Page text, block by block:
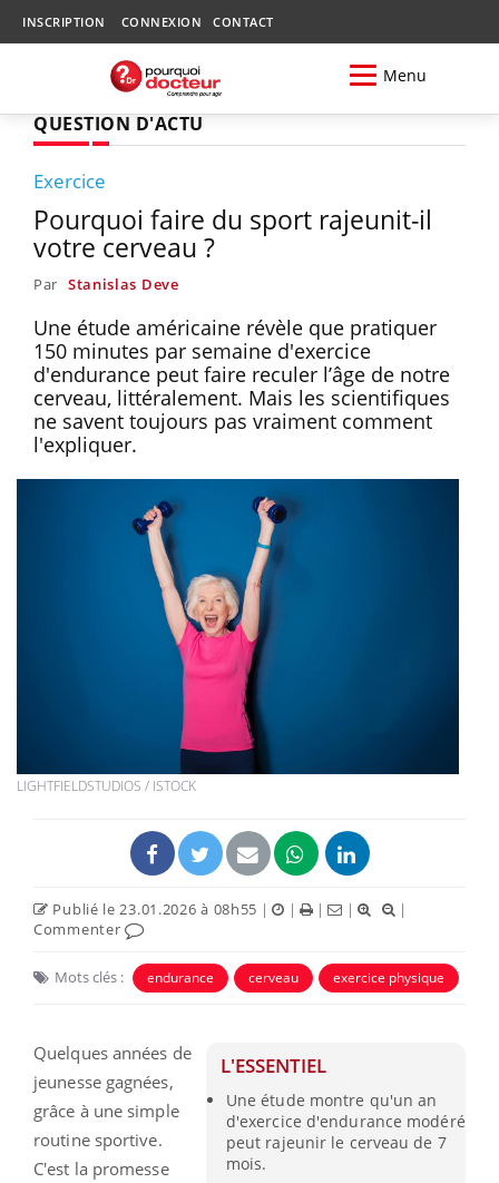
INSCRIPTION CONNEXION CONTACT
Menu
QUESTION D'ACTU
Exercice
Pourquoi faire du sport rajeunit-il
votre cerveau ?
Par Stanislas Deve
Une étude américaine révèle que pratiquer
150 minutes par semaine d'exercice
d'endurance peut faire reculer l’âge de notre
cerveau, littéralement. Mais les scientifiques
ne savent toujours pas vraiment comment
l'expliquer.
LIGHTFIELDSTUDIOS / ISTOCK
Publié le 23.01.2026 à 08h55 | | | |
|
Commenter
Mots clés : endurance cerveau exercice physique
L'ESSENTIEL
Une étude montre qu'un an
d'exercice d'endurance modéré
peut rajeunir le cerveau de 7
mois.
Quelques années de
jeunesse gagnées,
grâce à une simple
routine sportive.
C'est la promesse